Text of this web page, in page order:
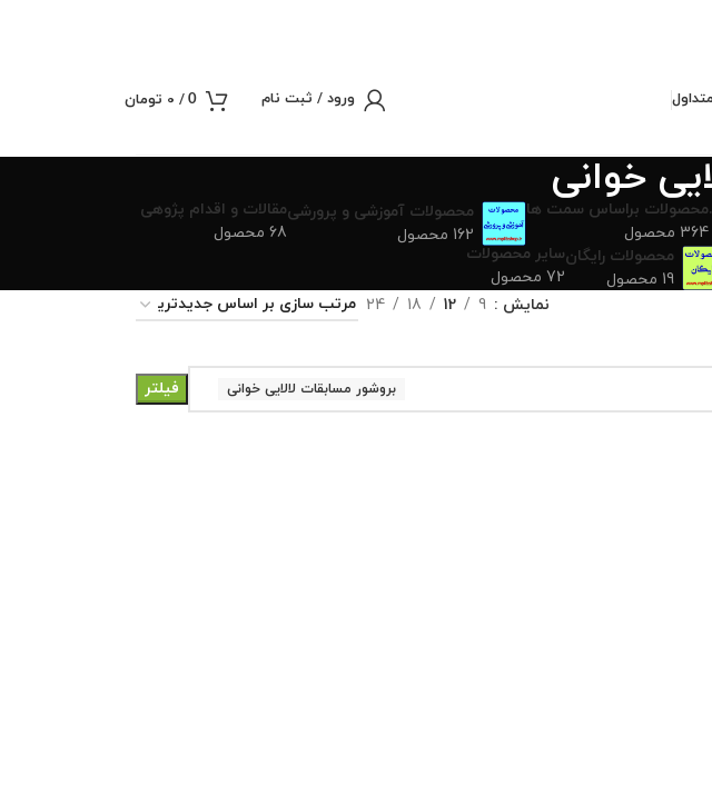
ورود / ثبت نام 0
/
0 تومان
خوانی
محصولات براساس سمت ها
364 محصول
محصولات آموزشی و پرورشی
162 محصول
مقالات و اقدام پژوهی
68 محصول
محصولات رایگان
19 محصول
سایر محصولات
72 محصول
نمایش 9
12
18
24
بروشور مسابقات لالایی خوانی فیلتر